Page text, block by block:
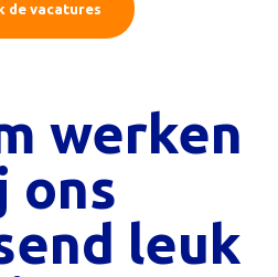
de vacatures
werken
ons
leuk